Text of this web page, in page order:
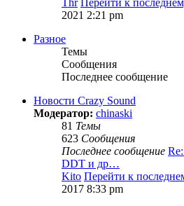
Thr Перейти к
2021 2:21 pm
Разное
Темы
Сообщения
Последнее сообщение
Новости Crazy Sound
Модератор: chinaski
81 Темы
623 Сообщения
Последнее сообщение
DDT и др…
Kito Перейти к
2017 8:33 pm